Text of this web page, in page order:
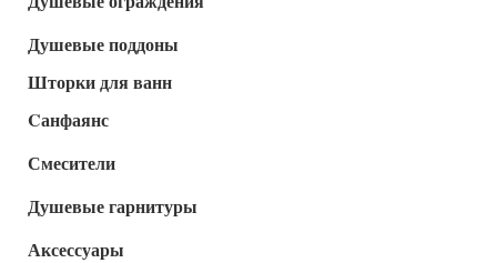
Душевые поддоны
Шторки для ванн
Cанфаянс
Смесители
Душевые гарнитуры
Аксессуары